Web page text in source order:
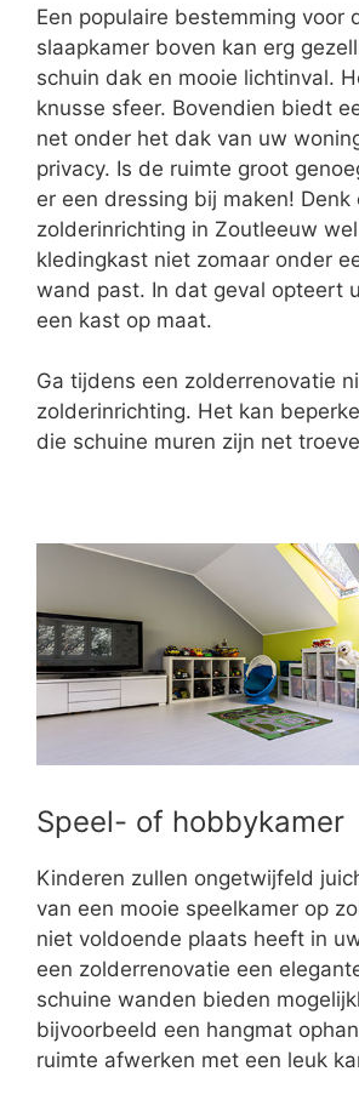
Een populaire bestemming voor
slaapkamer boven kan erg
schuin dak en mooie lichtinval.
knusse sfeer. Bovendien biedt
net onder het dak van uw
privacy. Is de ruimte groot
er een dressing bij maken! Denk
zolderinrichting in Zoutleeuw
kledingkast niet zomaar onder
wand past. In dat geval opteert
een kast op maat.
Ga tijdens een zolderrenovatie
zolderinrichting. Het kan
die schuine muren zijn net
Speel- of hobbykamer
Kinderen zullen ongetwijfeld
van een mooie speelkamer op
niet voldoende plaats heeft in
een zolderrenovatie een
schuine wanden bieden
bijvoorbeeld een hangmat
ruimte afwerken met een leuk